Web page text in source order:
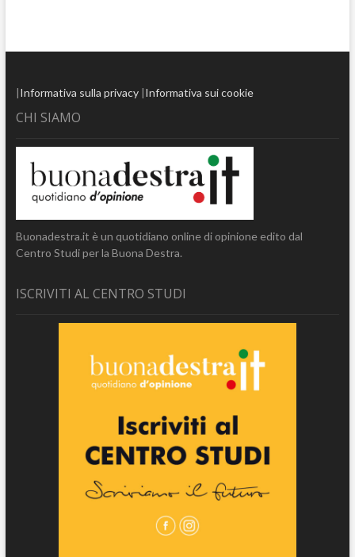
|Informativa sulla privacy|Informativa sui cookie
CHI SIAMO
Buonadestra.it è un quotidiano online di opinione edito dal
Centro Studi per la Buona Destra.
ISCRIVITI AL CENTRO STUDI